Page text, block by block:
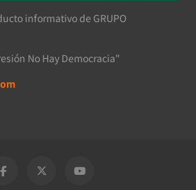
informativo de GRUPO
No Hay Democracia"